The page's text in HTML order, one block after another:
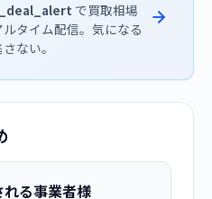
で買取相場
タイム配信。気になる
ない。
る事業者様